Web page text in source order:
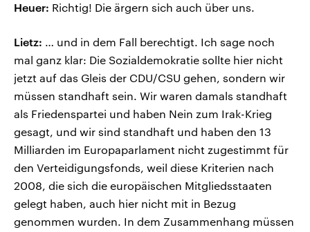
Heuer: Richtig! Die ärgern sich auch über uns.
Lietz: … und in dem Fall berechtigt. Ich sage noch
mal ganz klar: Die Sozialdemokratie sollte hier nicht
jetzt auf das Gleis der CDU/CSU gehen, sondern wir
müssen standhaft sein. Wir waren damals standhaft
als Friedenspartei und haben Nein zum Irak-Krieg
gesagt, und wir sind standhaft und haben den 13
Milliarden im Europaparlament nicht zugestimmt für
den Verteidigungsfonds, weil diese Kriterien nach
2008, die sich die europäischen Mitgliedsstaaten
gelegt haben, auch hier nicht mit in Bezug
genommen wurden. In dem Zusammenhang müssen